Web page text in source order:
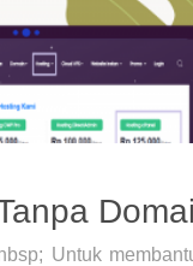
Untuk